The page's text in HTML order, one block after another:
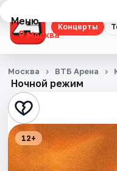
Концерты
Меню
Москва
Концерты
Театр
Стендап
Выставки
Ночной режим
Москва ВТБ Арена
12+